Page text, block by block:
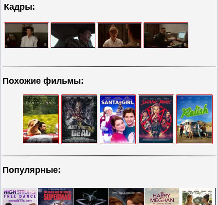
Кадры:
Похожие фильмы:
Популярные: